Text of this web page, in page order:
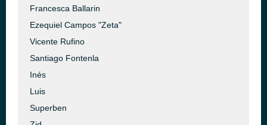
Francesca Ballarin
Ezequiel Campos "Zeta"
Vicente Rufino
Santiago Fontenla
Inés
Luis
Superben